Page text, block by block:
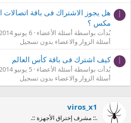
هل يجوز الاشتراك فى باقة اتصالات
مكس ؟
بُدأت بواسطة أسئلة الأعضاء 6 يونيو 2014
أسئلة الزوار والاعضاء بدون تسجيل
كيف اشترك فى باقة كأس العالم
بُدأت بواسطة أسئلة الأعضاء 5 يونيو 2014
أسئلة الزوار والاعضاء بدون تسجيل
viros_x1
.:: مشرف إختراق الأجهزة ::.